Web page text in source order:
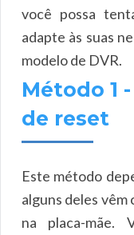
você possa
adapte às suas
modelo de DVR.
Método 1
de reset
Este método
alguns deles vêm
na placa-mãe.